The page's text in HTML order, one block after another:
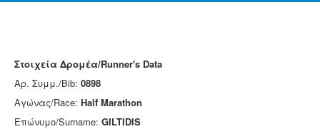
Στοιχεία Δρομέα/Runner's Data
Αρ. Συμμ./Bib: 0898
Αγώνας/Race: Half Marathon
Επώνυμο/Surname: GILTIDIS